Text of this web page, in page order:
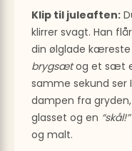
Klip til juleaften:
klirrer svagt. Han
din ølglade kæreste
brygsætog et sæt
samme sekund
dampen fra
glasset og en “skål!”
og malt.